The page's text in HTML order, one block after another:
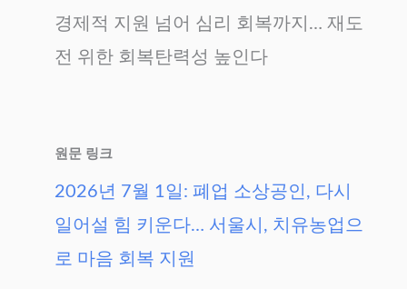
경제적 지원 넘어 심리 회복까지… 재도
전 위한 회복탄력성 높인다
원문 링크
2026년 7월 1일: 폐업 소상공인, 다시
일어설 힘 키운다… 서울시, 치유농업으
로 마음 회복 지원